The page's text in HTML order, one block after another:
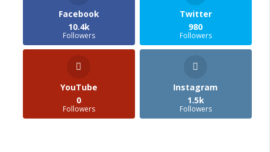
Facebook
10.4k
Followers
Twitter
980
Followers
YouTube
0
Followers
Instagram
1.5k
Followers